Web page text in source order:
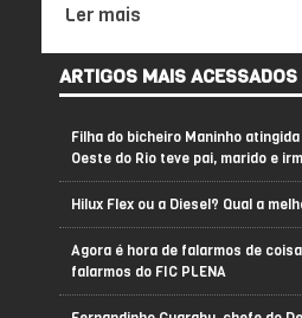
Ler mais
ARTIGOS MAIS ACESSADOS
Filha do bicheiro Maninho
Oeste do Rio teve pai, marido e
Hilux Flex ou a Diesel? Qual a
Agora é hora de falarmos de
falarmos do FIC PLENA